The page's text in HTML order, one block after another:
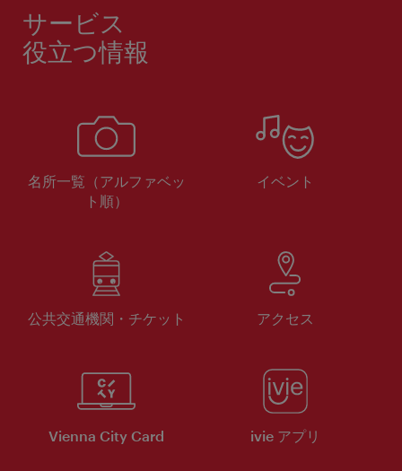
サービス
役立つ情報
名所一覧（アルファベッ
ト順）
イベント
公共交通機関・チケット アクセス
Vienna City Card ivie アプリ